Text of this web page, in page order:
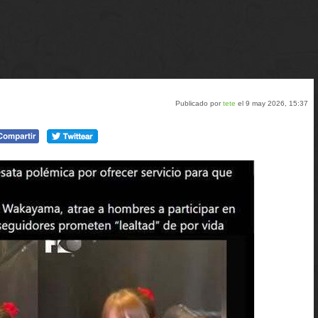
Publicado portete el 9 may 2026, 15:37